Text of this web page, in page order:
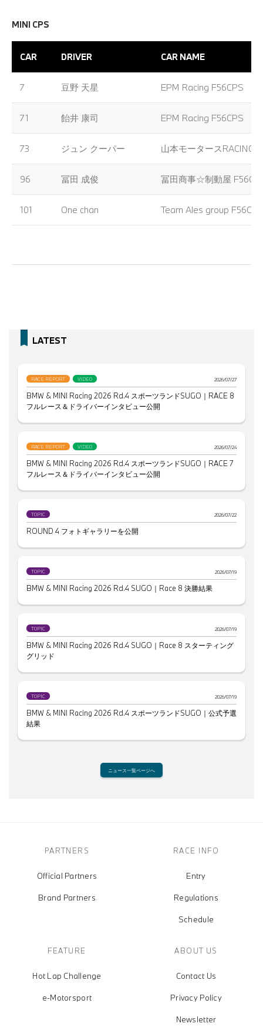
MINI CPS
CAR DRIVER CAR NAME
7 豆野 天星 EPM Racing F56CPS
71 飴井 康司 EPM Racing F56CPS
73 ジュン クーパー 山本モータースRACING
96 冨田 成俊 冨田商事☆制動屋
101 One chan Team Ales group F56CPS
LATEST
RACE REPORT VIDEO 2026/07/27
BMW & MINI Racing 2026 Rd.4 スポーツランドSUGO｜RACE 8
フルレース＆ドライバーインタビュー公開
RACE REPORT VIDEO 2026/07/24
BMW & MINI Racing 2026 Rd.4 スポーツランドSUGO｜RACE 7
フルレース＆ドライバーインタビュー公開
TOPIC 2026/07/22
ROUND 4 フォトギャラリーを公開
TOPIC 2026/07/19
BMW & MINI Racing 2026 Rd.4 SUGO｜Race 8 決勝結果
TOPIC 2026/07/19
BMW & MINI Racing 2026 Rd.4 SUGO｜Race 8 スターティング
グリッド
TOPIC 2026/07/19
BMW & MINI Racing 2026 Rd.4 スポーツランドSUGO｜公式予選
結果
ニュース一覧ページへ
PARTNERS
Official Partners
Brand Partners
RACE INFO
Entry
Regulations
Schedule
FEATURE
Hot Lap Challenge
e-Motorsport
ABOUT US
Contact Us
Privacy Policy
Newsletter